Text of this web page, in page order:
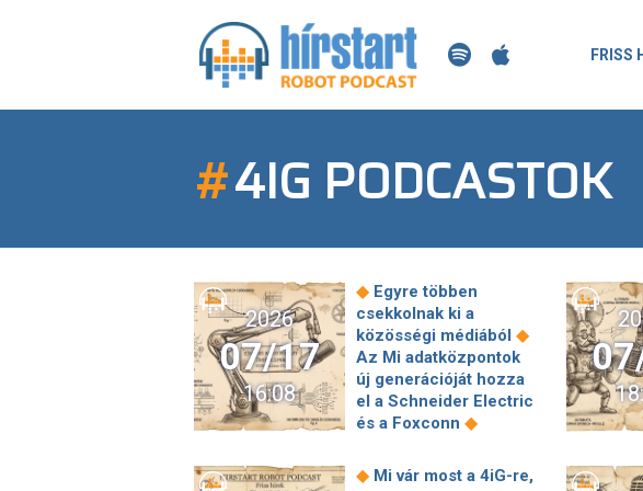
FRISS
#4IG PODCASTOK
2026
07/17
16:08
◆ Egyre többen
csekkolnak ki a
közösségi médiából ◆
Az Mi adatközpontok
új generációját hozza
el a Schneider Electric
és a Foxconn ◆
fenyegeti az
◆ Mi vár most a 4iG-re,